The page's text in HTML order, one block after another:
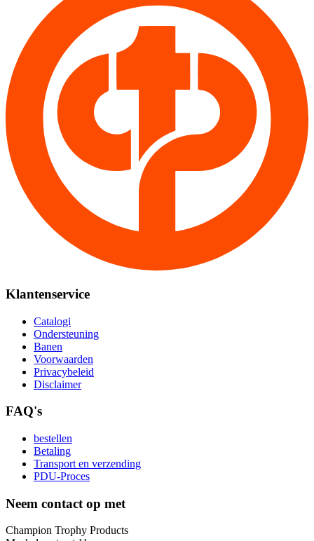
Klantenservice
Catalogi
Ondersteuning
Banen
Voorwaarden
Privacybeleid
Disclaimer
FAQ's
bestellen
Betaling
Transport en verzending
PDU-Proces
Neem contact op met
Champion Trophy Products